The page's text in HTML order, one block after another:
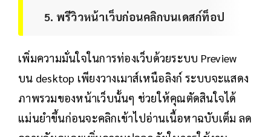
5. พรีวิวหน้าเว็บก่อนคลิกบนเดสก์ท็อป
เพิ่มความมั่นใจในการท่องเว็บด้วยระบบ Preview
บน desktop เพียงวางเมาส์เหนือลิงก์ ระบบจะแสดง
ภาพรวมของหน้าเว็บนั้นๆ ช่วยให้คุณตัดสินใจได้
แม่นยำขึ้นก่อนจะคลิกเข้าไปอ่านเนื้อหาฉบับเต็ม ลด